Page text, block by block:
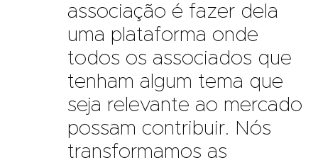
associação é fazer dela
uma plataforma onde
todos os associados que
tenham algum tema que
seja relevante ao mercado
possam contribuir. Nós
transformamos as